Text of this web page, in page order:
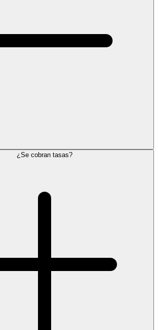
¿Se cobran tasas?